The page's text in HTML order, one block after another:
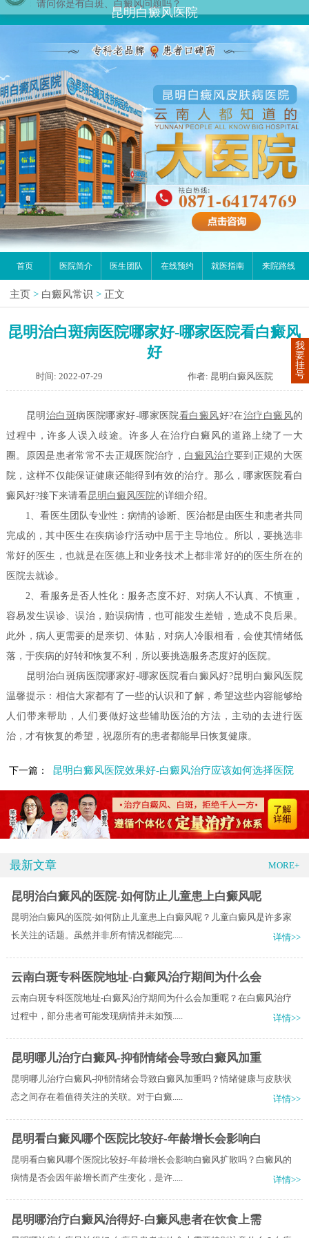
昆明白癜风医院
首页 医院简介 医生团队 在线预约 就医指南 来院路线
主页 > 白癜风常识 > 正文
昆明治白斑病医院哪家好-哪家医院看白癜风
好
时间: 2022-07-29 作者: 昆明白癜风医院
昆明 治白斑病医院哪家好-哪家医院看白癜风好?在治疗白癜风的
过程中，许多人误入歧途。许多人在治疗白癜风的道路上绕了一大
圈。原因是患者常常不去正规医院治疗， 白癜风治疗要到正规的大医
院，这样不仅能保证健康还能得到有效的治疗。那么，哪家医院看白
癜风好?接下来请看昆明白癜风医院的详细介绍。
1、看医生团队专业性：病情的诊断、医治都是由医生和患者共同
完成的，其中医生在疾病诊疗活动中居于主导地位。所以，要挑选非
常好的医生，也就是在医德上和业务技术上都非常好的的医生所在的
医院去就诊。
2、看服务是否人性化：服务态度不好、对病人不认真、不慎重，
容易发生误诊、误治，贻误病情，也可能发生差错，造成不良后果。
此外，病人更需要的是亲切、体贴，对病人冷眼相看，会使其情绪低
落，于疾病的好转和恢复不利，所以要挑选服务态度好的医院。
昆明治白斑病医院哪家好-哪家医院看白癜风好?昆明白癜风医院
温馨提示：相信大家都有了一些的认识和了解，希望这些内容能够给
人们带来帮助，人们要做好这些辅助医治的方法，主动的去进行医
治，才有恢复的希望，祝愿所有的患者都能早日恢复健康。
下一篇： 昆明白癜风医院效果好-白癜风治疗应该如何选择医院
最新文章 MORE+
昆明治白癜风的医院-如何防止儿童患上白癜风呢
昆明治白癜风的医院-如何防止儿童患上白癜风呢？儿童白癜风是许多家
长关注的话题。虽然并非所有情况都能完.....
详情>>
云南白斑专科医院地址-白癜风治疗期间为什么会
云南白斑专科医院地址-白癜风治疗期间为什么会加重呢？在白癜风治疗
过程中，部分患者可能发现病情并未如预.....
详情>>
昆明哪儿治疗白癜风-抑郁情绪会导致白癜风加重
昆明哪儿治疗白癜风-抑郁情绪会导致白癜风加重吗？情绪健康与皮肤状
态之间存在着值得关注的关联。对于白癜.....
详情>>
昆明看白癜风哪个医院比较好-年龄增长会影响白
昆明看白癜风哪个医院比较好-年龄增长会影响白癜风扩散吗？白癜风的
病情是否会因年龄增长而产生变化，是许.....
详情>>
昆明哪治疗白癜风治得好-白癜风患者在饮食上需
我
要
挂
号